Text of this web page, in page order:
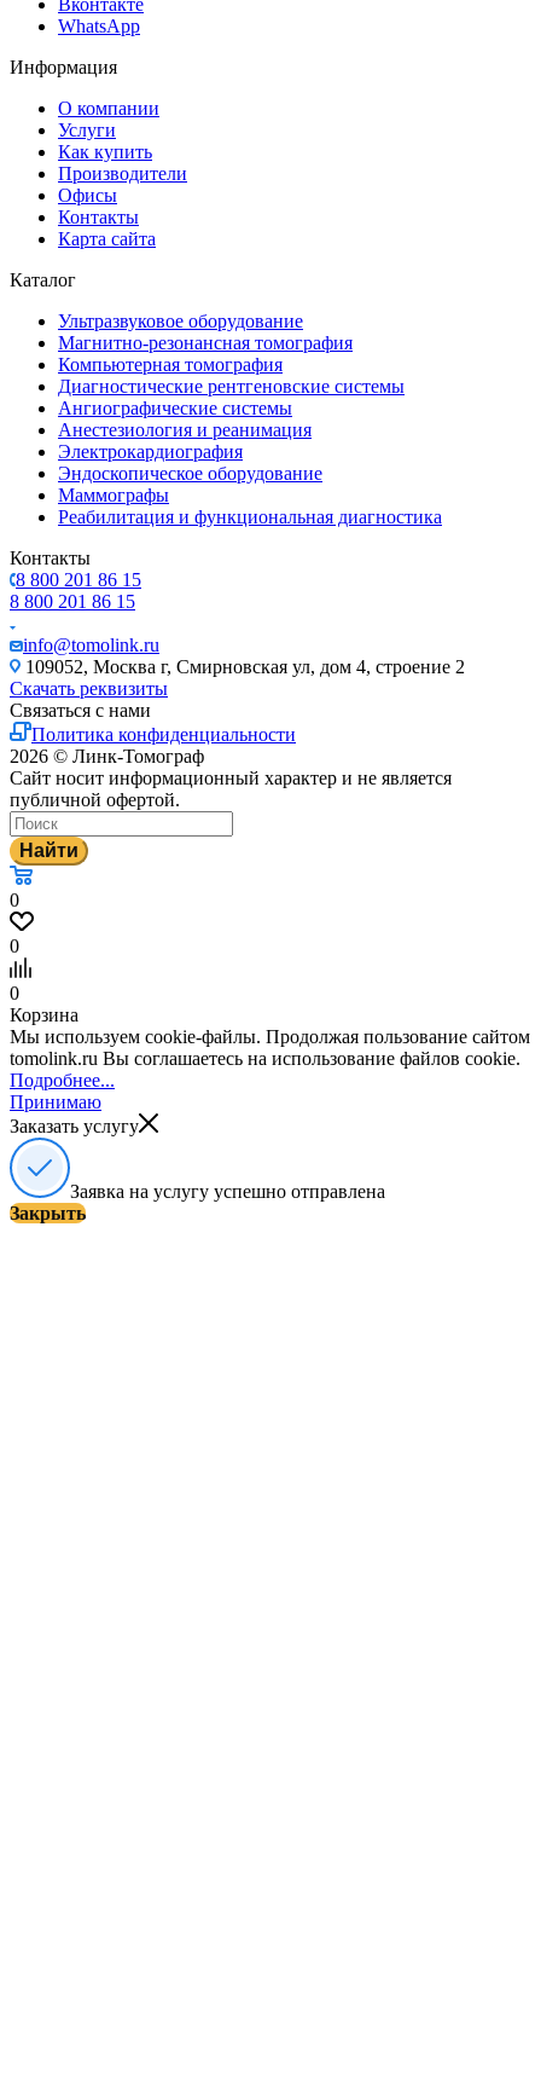
WhatsApp
Информация
О компании
Услуги
Как купить
Производители
Офисы
Контакты
Карта сайта
Каталог
Ультразвуковое оборудование
Магнитно-резонансная томография
Компьютерная томография
Диагностические рентгеновские системы
Ангиографические системы
Анестезиология и реанимация
Электрокардиография
Эндоскопическое оборудование
Маммографы
Реабилитация и функциональная диагностика
Контакты
8 800 201 86 15
8 800 201 86 15
info@tomolink.ru
109052, Москва г, Смирновская ул, дом 4, строение 2
Скачать реквизиты
Связаться с нами
Политика конфиденциальности
2026 © Линк-Томограф
Сайт носит информационный характер и не является
публичной офертой.
Найти
0
0
0
Корзина
Мы используем cookie-файлы. Продолжая пользование сайтом
tomolink.ru Вы соглашаетесь на использование файлов cookie.
Подробнее...
Принимаю
Заказать услугу
Заявка на услугу успешно отправлена
Закрыть